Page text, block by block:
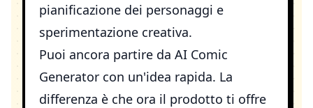
pianificazione dei personaggi e
sperimentazione creativa.
Puoi ancora partire da AI Comic
Generator con un'idea rapida. La
differenza è che ora il prodotto ti offre